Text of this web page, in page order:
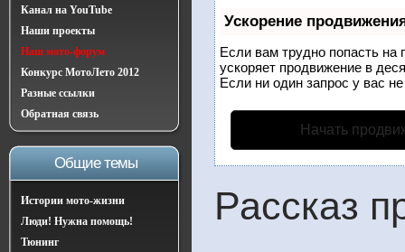
Канал на YouTube
Наши проекты
Наш мото-форум
Конкурс МотоЛето 2012
Разные ссылки
Обратная связь
Общие темы
Истории мото-жизни
Люди! Нужна помощь!
Тюнинг
Ускорение
Если вам трудно попасть на
ускоряет продвижение в
Если ни один запрос у вас
Начать
Рассказ